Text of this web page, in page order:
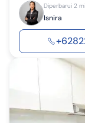
Diperbarui 2
Isnira